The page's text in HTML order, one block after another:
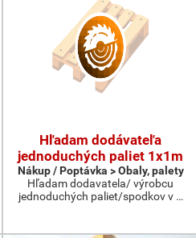
Hľadam dodávateľa
jednoduchých paliet 1x1m
Nákup / Poptávka > Obaly, palety
Hľadam dodavatela/ výrobcu
jednoduchých paliet/spodkov v …